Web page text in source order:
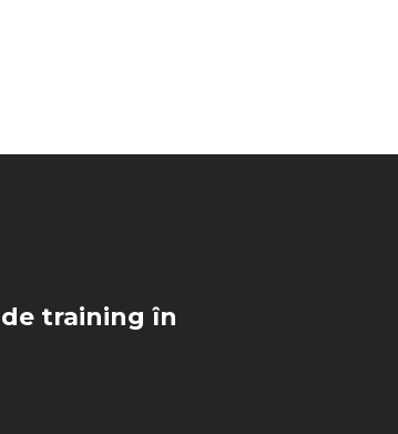
training în